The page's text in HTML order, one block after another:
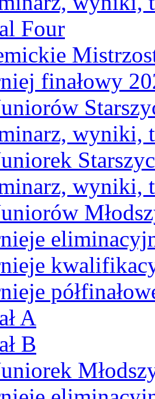
Four
finałowy
wyniki,
wyniki,
A
B